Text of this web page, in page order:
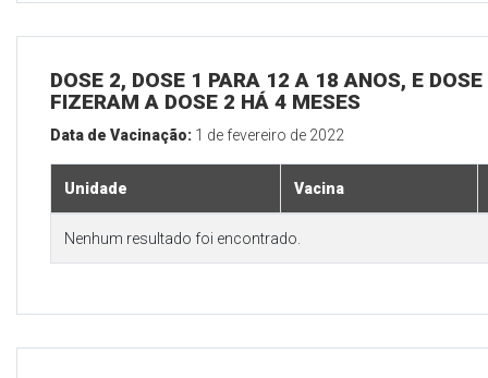
DOSE 2, DOSE 1 PARA 12 A 18 ANOS, E
FIZERAM A DOSE 2 HÁ 4 MESES
Data de Vacinação: 1 de fevereiro de 2022
Unidade Vacina
Nenhum resultado foi encontrado.